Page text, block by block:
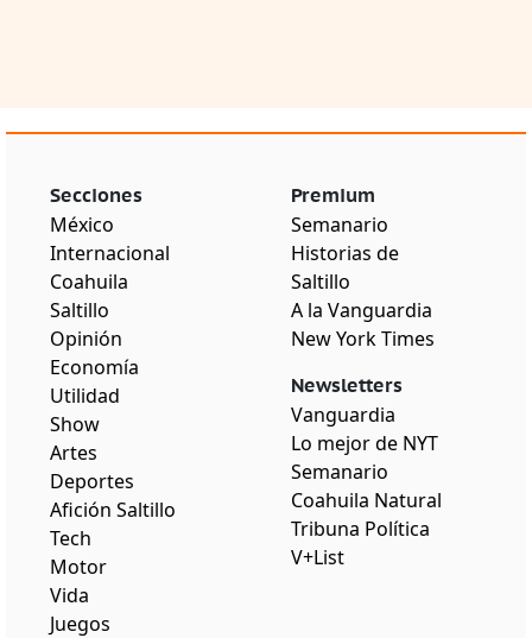
Secciones
México
Internacional
Coahuila
Saltillo
Opinión
Economía
Utilidad
Show
Artes
Deportes
Afición Saltillo
Tech
Motor
Vida
Juegos
Premium
Semanario
Historias de
Saltillo
A la Vanguardia
New York Times
Newsletters
Vanguardia
Lo mejor de NYT
Semanario
Coahuila Natural
Tribuna Política
V+List